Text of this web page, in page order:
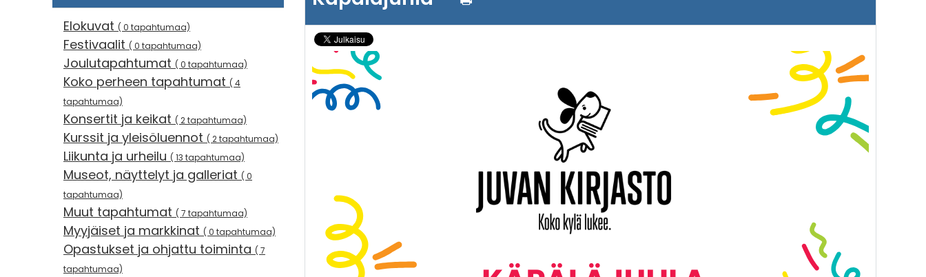
Elokuvat ( 0 tapahtumaa)
Festivaalit ( 0 tapahtumaa)
Joulutapahtumat ( 0 tapahtumaa)
Koko perheen tapahtumat ( 4
tapahtumaa)
Konsertit ja keikat ( 2 tapahtumaa)
Kurssit ja yleisöluennot ( 2 tapahtumaa)
Liikunta ja urheilu ( 13 tapahtumaa)
Museot, näyttelyt ja galleriat ( 0
tapahtumaa)
Muut tapahtumat ( 7 tapahtumaa)
Myyjäiset ja markkinat ( 0 tapahtumaa)
Opastukset ja ohjattu toiminta ( 7
tapahtumaa)